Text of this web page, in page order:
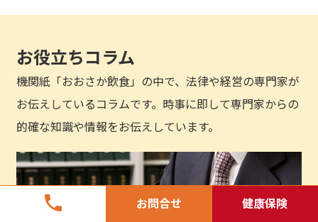
phone お問合せ 健康保険
お役立ちコラム
機関紙「おおさか飲食」の中で、法律や経営の専門家が
お伝えしているコラムです。時事に即して専門家からの
的確な知識や情報をお伝えしています。